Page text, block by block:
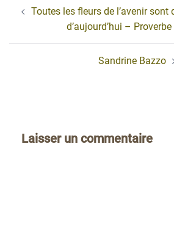
d’article
Toutes les fleurs de l’avenir sont
d’aujourd’hui –
Sandrine Bazzo
Laisser un commentaire